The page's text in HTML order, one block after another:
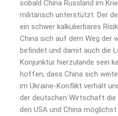
sobald China Russland im
militärisch unterstützt. Der
ein schwer kalkulierbares
China sich auf dem Weg der
befindet und damit auch die
Konjunktur hierzulande sein
hoffen, dass China sich
im Ukraine-Konflikt verhält
der deutschen Wirtschaft die
den USA und China